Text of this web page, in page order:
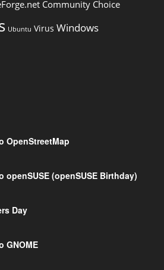
Community Choice
Ubuntu Virus Windows
OpenStreetMap
openSUSE (openSUSE Birthday)
Day
GNOME